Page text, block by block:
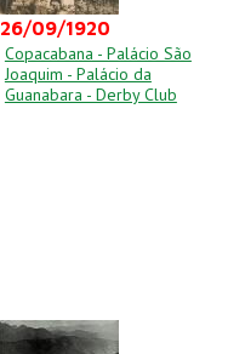
26/09/1920
Copacabana - Palácio São
Joaquim - Palácio da
Guanabara - Derby Club